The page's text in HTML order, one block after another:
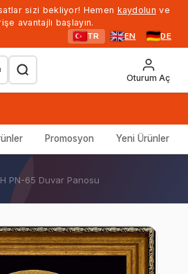
sizi bekliyor! Hemen kaydolun ve
avantajlı başlayın.
TR EN DE
Oturum Aç
Promosyon Yeni Ürünler
PN-65 Duvar Panosu